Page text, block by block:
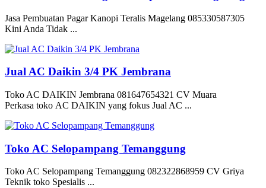
Jasa Pembuatan Pagar Kanopi Teralis Magelang 085330587305
Kini Anda Tidak ...
Jual AC Daikin 3/4 PK Jembrana
Toko AC DAIKIN Jembrana 081647654321 CV Muara
Perkasa toko AC DAIKIN yang fokus Jual AC ...
Toko AC Selopampang Temanggung
Toko AC Selopampang Temanggung 082322868959 CV Griya
Teknik toko Spesialis ...